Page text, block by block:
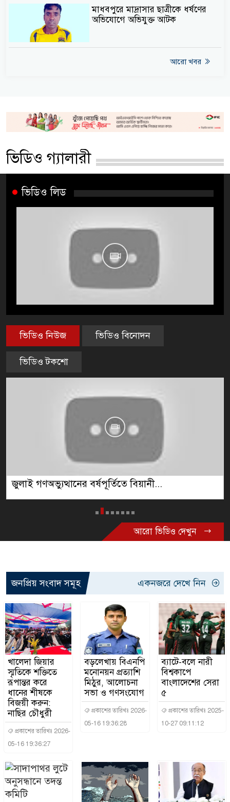
মাধবপুরে মাদ্রাসার ছাত্রীকে ধর্ষণের
অভিযোগে অভিযুক্ত আটক
আরো খবর
ভিডিও গ্যালারী
ভিডিও লিড
ভিডিও নিউজ ভিডিও বিনোদন
ভিডিও টকশো
সিলেটে আলোচিত শিশু ফাহিমার খুনির বাড়ি গু...
আরো ভিডিও দেখুন
জনপ্রিয় সংবাদ সমূহ একনজরে দেখে নিন
খালেদা জিয়ার
স্মৃতিকে শক্তিতে
রূপান্তর করে
ধানের শীষকে
বিজয়ী করুন:
নাছির চৌধুরী
প্রকাশের তারিখঃ 2026-
05-16 19:36:27
বড়লেখায় বিএনপি
মনোনয়ন প্রত্যাশি
মিঠুর, আলোচনা
সভা ও গণসংযোগ
প্রকাশের তারিখঃ 2026-
05-16 19:36:28
ব্যাটে-বলে নারী
বিশ্বকাপে
বাংলাদেশের সেরা
৫
প্রকাশের তারিখঃ 2025-
10-27 09:11:12